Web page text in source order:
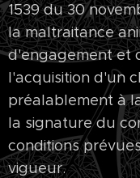
1539 du 30
la maltraitance
d'engagement et
l'acquisition d'un
préalablement à
la signature du
conditions
vigueur.